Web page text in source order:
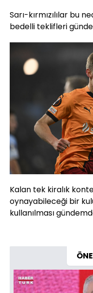
Sarı-kırmızılılar bu
bedelli teklifleri
Kalan tek kiralık
oynayabileceği bir
kullanılması